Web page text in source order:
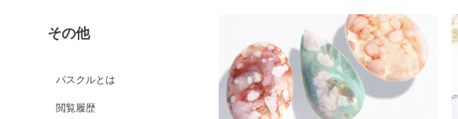
その他
パスクルとは
閲覧履歴